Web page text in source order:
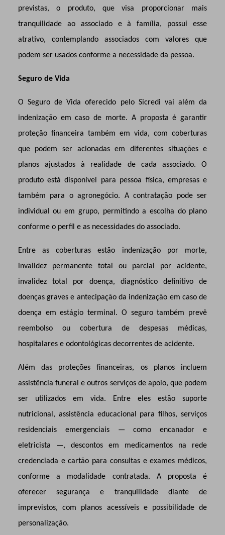
previstas, o produto, que visa proporcionar mais
tranquilidade ao associado e à família, possui esse
atrativo, contemplando associados com valores que
podem ser usados conforme a necessidade da pessoa.
Seguro de Vida
O Seguro de Vida oferecido pelo Sicredi vai além da
indenização em caso de morte. A proposta é garantir
proteção financeira também em vida, com coberturas
que podem ser acionadas em diferentes situações e
planos ajustados à realidade de cada associado. O
produto está disponível para pessoa física, empresas e
também para o agronegócio. A contratação pode ser
individual ou em grupo, permitindo a escolha do plano
conforme o perfil e as necessidades do associado.
Entre as coberturas estão indenização por morte,
invalidez permanente total ou parcial por acidente,
invalidez total por doença, diagnóstico definitivo de
doenças graves e antecipação da indenização em caso de
doença em estágio terminal. O seguro também prevê
reembolso ou cobertura de despesas médicas,
hospitalares e odontológicas decorrentes de acidente.
Além das proteções financeiras, os planos incluem
assistência funeral e outros serviços de apoio, que podem
ser utilizados em vida. Entre eles estão suporte
nutricional, assistência educacional para filhos, serviços
residenciais emergenciais — como encanador e
eletricista —, descontos em medicamentos na rede
credenciada e cartão para consultas e exames médicos,
conforme a modalidade contratada. A proposta é
oferecer segurança e tranquilidade diante de
imprevistos, com planos acessíveis e possibilidade de
personalização.